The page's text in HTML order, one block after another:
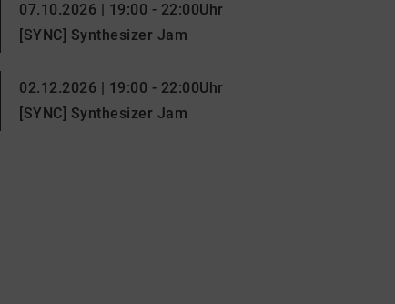
07.10.2026 | 19:00 - 22:00Uhr
[SYNC] Synthesizer Jam
02.12.2026 | 19:00 - 22:00Uhr
[SYNC] Synthesizer Jam